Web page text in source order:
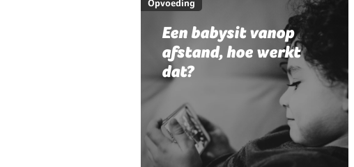
Opvoeding
Een babysit vanop
afstand, hoe werkt
dat?